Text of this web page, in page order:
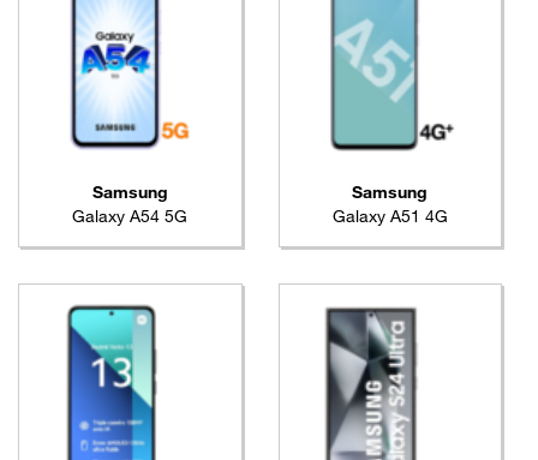
Samsung
Galaxy A54 5G
Samsung
Galaxy A51 4G